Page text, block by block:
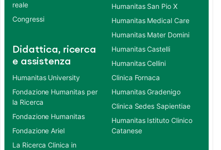
reale
Congressi
Didattica, ricerca
e assistenza
Humanitas University
Fondazione Humanitas per
la Ricerca
Fondazione Humanitas
Fondazione Ariel
La Ricerca Clinica in
Humanitas San Pio X
Humanitas Medical Care
Humanitas Mater Domini
Humanitas Castelli
Humanitas Cellini
Clinica Fornaca
Humanitas Gradenigo
Clinica Sedes Sapientiae
Humanitas Istituto Clinico
Catanese